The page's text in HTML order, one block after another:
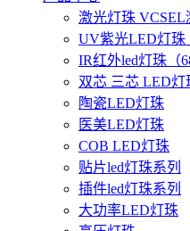
激光灯珠 VCSEL
UV紫光LED灯珠
IR红外led灯珠（
双芯 三芯 LED灯
陶瓷LED灯珠
医美LED灯珠
COB LED灯珠
贴片led灯珠系列
插件led灯珠系列
大功率LED灯珠